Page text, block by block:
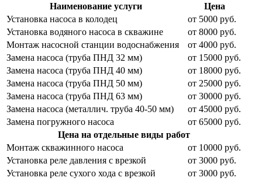
Наименование услуги
Цена
Установка насоса в колодец
от 5000 руб.
Установка водяного насоса в скважине
от 8000 руб.
Монтаж насосной станции водоснабжения
от 4000 руб.
Замена насоса (труба ПНД 32 мм)
от 15000 руб.
Замена насоса (труба ПНД 40 мм)
от 18000 руб.
Замена насоса (труба ПНД 50 мм)
от 25000 руб.
Замена насоса (труба ПНД 63 мм)
от 30000 руб.
Замена насоса (металлич. труба 40-50 мм)
от 45000 руб.
Замена погружного насоса
от 65000 руб.
Цена на отдельные виды работ
Монтаж скважинного насоса
от 10000 руб.
Установка реле давления с врезкой
от 3000 руб.
Установка реле сухого хода с врезкой
от 3000 руб.